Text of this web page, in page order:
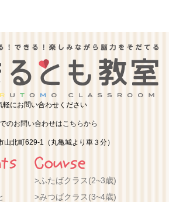
軽にお問い合わせください
のお問い合わせはこちらから
山北町629-1（丸亀城より車３分）
ふたばクラス(2~3歳)
みつばクラス(3~4歳)